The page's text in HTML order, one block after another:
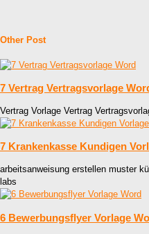
Other Post
7 Vertrag Vertragsvorlage
Vertrag Vorlage Vertrag
7 Krankenkasse Kundigen
arbeitsanweisung erstellen muster
labs
6 Bewerbungsflyer Vorlage